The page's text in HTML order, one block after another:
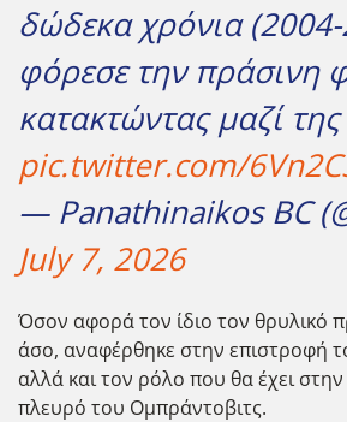
δώδεκα χρόνια
φόρεσε την πράσινη
κατακτώντας μαζί
pic.twitter.com/
— Panathinaikos BC
July 7, 2026
Όσον αφορά τον ίδιο τον θρυλικό
άσο, αναφέρθηκε στην επιστροφή
αλλά και τον ρόλο που θα έχει
πλευρό του Ομπράντοβιτς.